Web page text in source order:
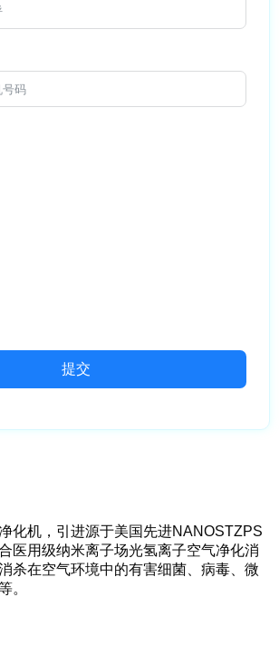
提交
化机，引进源于美国先进NANOSTZPS
医用级纳米离子场光氢离子空气净化消
杀在空气环境中的有害细菌、病毒、微
。